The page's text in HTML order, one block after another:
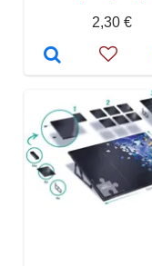
2,30 €